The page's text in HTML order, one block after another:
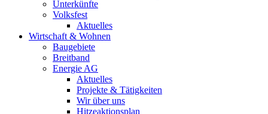
Unterkünfte
Volksfest
Aktuelles
Wirtschaft & Wohnen
Baugebiete
Breitband
Energie AG
Aktuelles
Projekte & Tätigkeiten
Wir über uns
Hitzeaktionsplan